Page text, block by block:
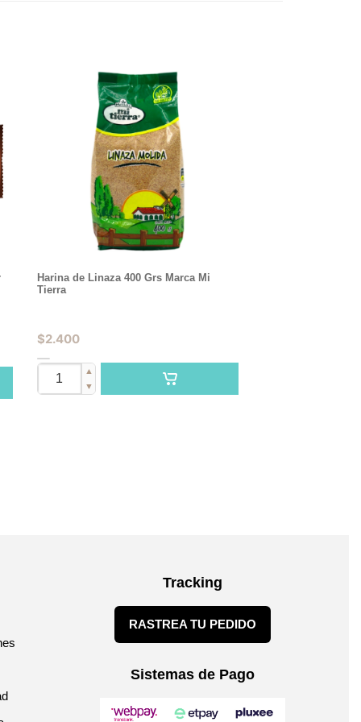
Harina de Linaza 400 Grs Marca Mi
Tierra
$2.400
▲
▼
Tracking
RASTREA TU PEDIDO
Sistemas de Pago